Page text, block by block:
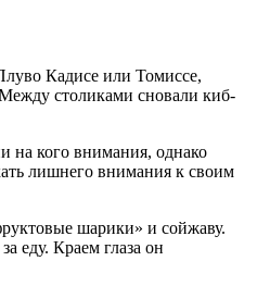
Кадисе или Томиссе,
столиками сновали киб-
на кого внимания, однако
лишнего внимания к своим
шарики» и сойжаву.
еду. Краем глаза он